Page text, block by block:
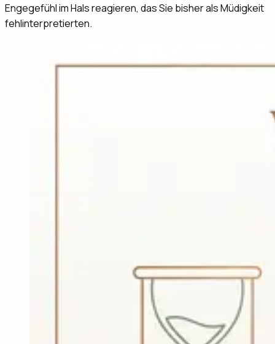
Engegefühl im Hals reagieren, das Sie bisher als Müdigkeit
fehlinterpretierten.